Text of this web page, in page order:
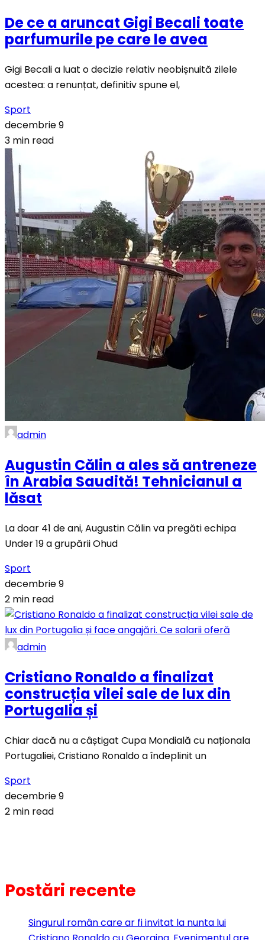
De ce a aruncat Gigi Becali toate
parfumurile pe care le avea
Gigi Becali a luat o decizie relativ neobișnuită zilele
acestea: a renunțat, definitiv spune el,
Sport
decembrie 9
3 min read
admin
Augustin Călin a ales să antreneze
în Arabia Saudită! Tehnicianul a
lăsat
La doar 41 de ani, Augustin Călin va pregăti echipa
Under 19 a grupării Ohud
Sport
decembrie 9
2 min read
admin
Cristiano Ronaldo a finalizat
construcția vilei sale de lux din
Portugalia și
Chiar dacă nu a câștigat Cupa Mondială cu naționala
Portugaliei, Cristiano Ronaldo a îndeplinit un
Sport
decembrie 9
2 min read
Postări recente
Singurul român care ar fi invitat la nunta lui